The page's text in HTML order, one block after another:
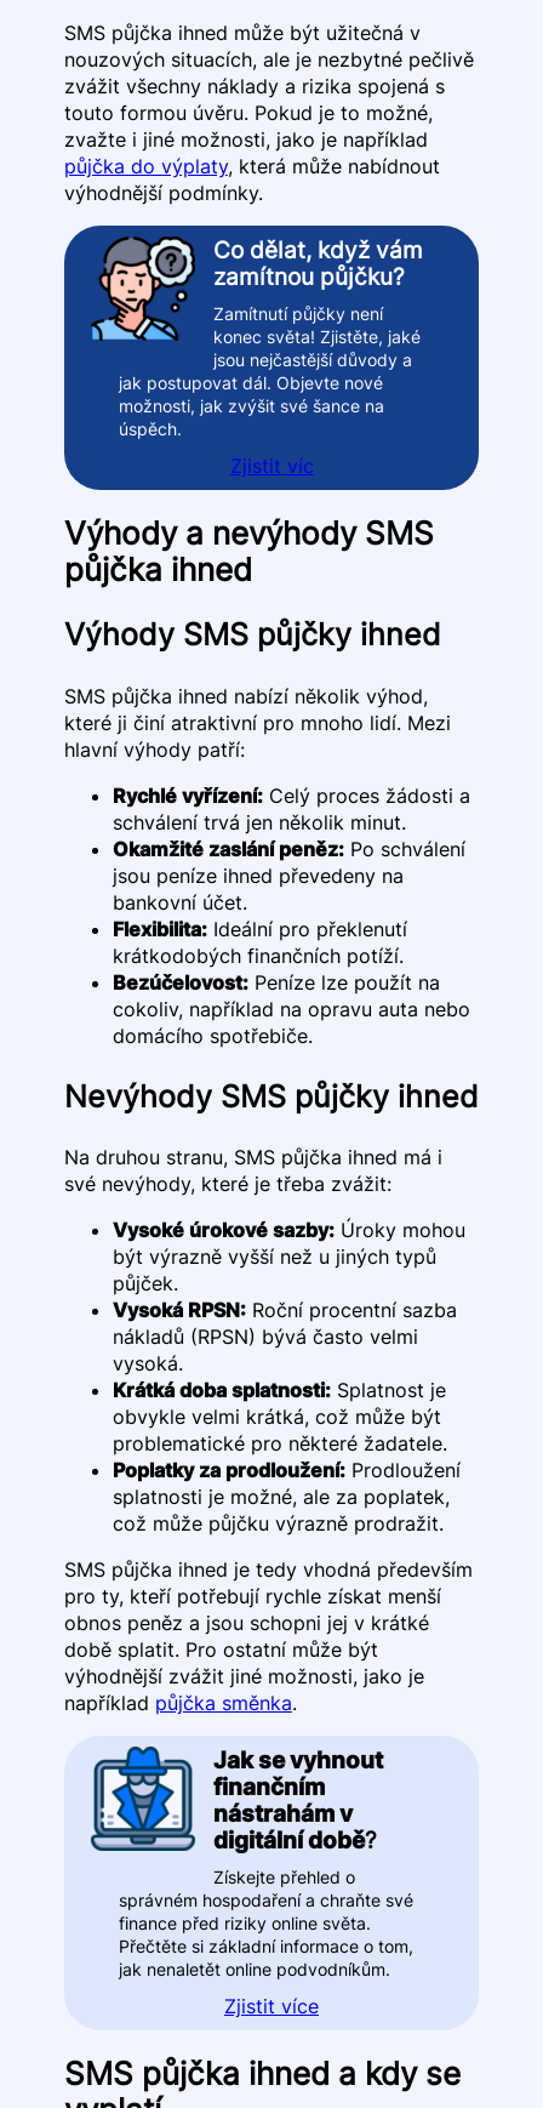
SMS půjčka ihned může být užitečná v
nouzových situacích, ale je nezbytné pečlivě
zvážit všechny náklady a rizika spojená s
touto formou úvěru. Pokud je to možné,
zvažte i jiné možnosti, jako je například
půjčka do výplaty, která může nabídnout
výhodnější podmínky.
Co dělat, když vám
zamítnou půjčku?
Zamítnutí půjčky není
konec světa! Zjistěte, jaké
jsou nejčastější důvody a
jak postupovat dál. Objevte nové
možnosti, jak zvýšit své šance na
úspěch.
Zjistit víc
Výhody a nevýhody SMS
půjčka ihned
Výhody SMS půjčky ihned
SMS půjčka ihned nabízí několik výhod,
které ji činí atraktivní pro mnoho lidí. Mezi
hlavní výhody patří:
Rychlé vyřízení:Celý proces žádosti a
schválení trvá jen několik minut.
Okamžité zaslání peněz:Po schválení
jsou peníze ihned převedeny na
bankovní účet.
Flexibilita:Ideální pro překlenutí
krátkodobých finančních potíží.
Bezúčelovost:Peníze lze použít na
cokoliv, například na opravu auta nebo
domácího spotřebiče.
Nevýhody SMS půjčky ihned
Na druhou stranu, SMS půjčka ihned má i
své nevýhody, které je třeba zvážit:
Vysoké úrokové sazby:Úroky mohou
být výrazně vyšší než u jiných typů
půjček.
Vysoká RPSN:Roční procentní sazba
nákladů (RPSN) bývá často velmi
vysoká.
Krátká doba splatnosti:Splatnost je
obvykle velmi krátká, což může být
problematické pro některé žadatele.
Poplatky za prodloužení:Prodloužení
splatnosti je možné, ale za poplatek,
což může půjčku výrazně prodražit.
SMS půjčka ihned je tedy vhodná především
pro ty, kteří potřebují rychle získat menší
obnos peněz a jsou schopni jej v krátké
době splatit. Pro ostatní může být
výhodnější zvážit jiné možnosti, jako je
například půjčka směnka.
Jak se vyhnout
finančním
nástrahám v
digitální době?
Získejte přehled o
správném hospodaření a chraňte své
finance před riziky online světa.
Přečtěte si základní informace o tom,
jak nenaletět online podvodníkům.
Zjistit více
SMS půjčka ihned a kdy se